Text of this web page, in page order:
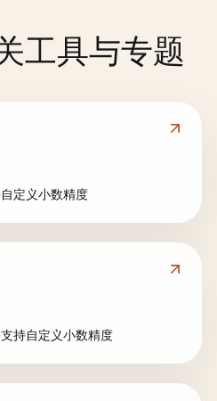
工具与专题
定义小数精度
持自定义小数精度